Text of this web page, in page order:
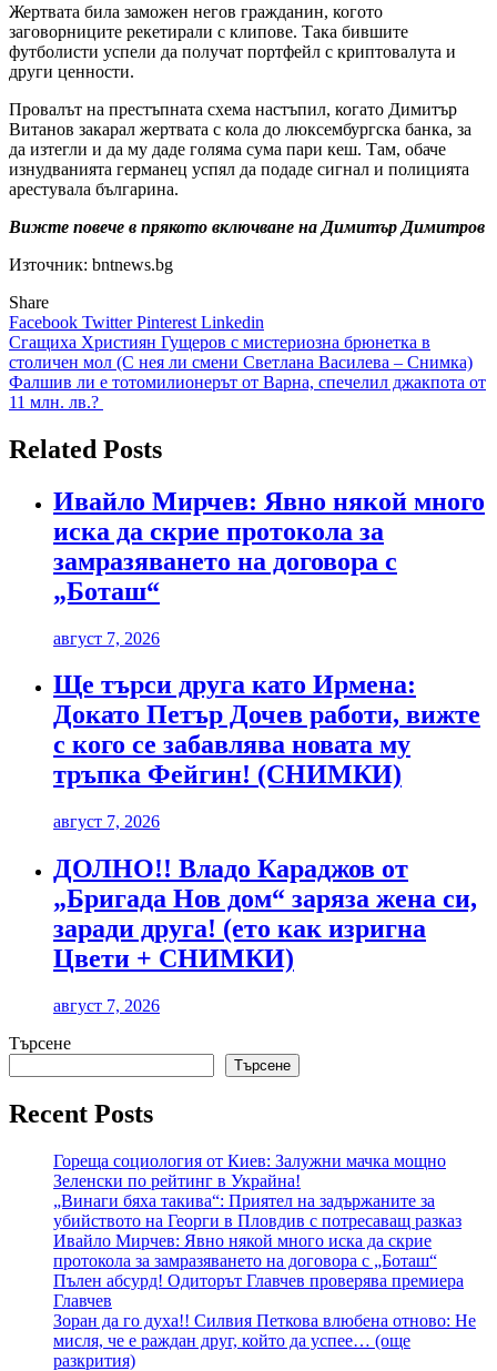
Жертвата била заможен негов гражданин, когото
заговорниците рекетирали с клипове. Така бившите
футболисти успели да получат портфейл с криптовалута и
други ценности.
Провалът на престъпната схема настъпил, когато Димитър
Витанов закарал жертвата с кола до люксембургска банка, за
да изтегли и да му даде голяма сума пари кеш. Там, обаче
изнудванията германец успял да подаде сигнал и полицията
арестувала българина.
Вижте повече в прякото включване на Димитър Димитров
Източник: bntnews.bg
Share
Facebook TwitterPinterest Linkedin
Навигация
Сгащиха Християн Гущеров с мистериозна брюнетка в
столичен мол (С нея ли смени Светлана Василева – Снимка)
Фалшив ли е тотомилионерът от Варна, спечелил джакпота от
11 млн. лв.?
Related Posts
Ивайло Мирчев: Явно някой много
иска да скрие протокола за
замразяването на договора с
„Боташ“
август 7, 2026
Ще търси друга като Ирмена:
Докато Петър Дочев работи, вижте
с кого се забавлява новата му
тръпка Фейгин! (СНИМКИ)
август 7, 2026
ДОЛНО!! Владо Караджов от
„Бригада Нов дом“ заряза жена си,
заради друга! (ето как изригна
Цвети + СНИМКИ)
август 7, 2026
Търсене
Търсене
Recent Posts
Гореща социология от Киев: Залужни мачка мощно
Зеленски по рейтинг в Украйна!
„Винаги бяха такива“: Приятел на задържаните за
убийството на Георги в Пловдив с потресаващ разказ
Ивайло Мирчев: Явно някой много иска да скрие
протокола за замразяването на договора с „Боташ“
Пълен абсурд! Одиторът Главчев проверява премиера
Главчев
Зоран да го духа!! Силвия Петкова влюбена отново: Не
мисля, че е раждан друг, който да успее… (още
разкрития)